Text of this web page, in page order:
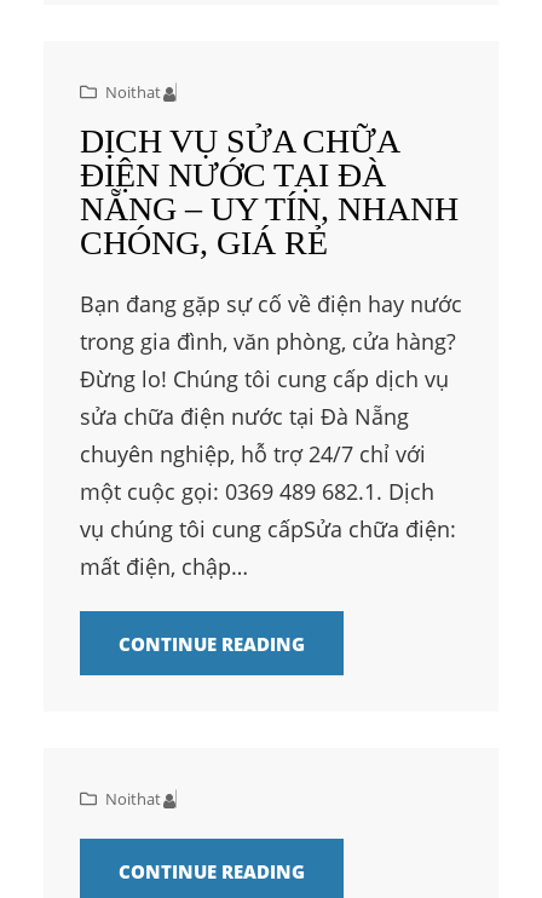
Noithat
DỊCH VỤ SỬA CHỮA
ĐIỆN NƯỚC TẠI ĐÀ
NẴNG – UY TÍN, NHANH
CHÓNG, GIÁ RẺ
Bạn đang gặp sự cố về điện hay nước
trong gia đình, văn phòng, cửa hàng?
Đừng lo! Chúng tôi cung cấp dịch vụ
sửa chữa điện nước tại Đà Nẵng
chuyên nghiệp, hỗ trợ 24/7 chỉ với
một cuộc gọi: 0369 489 682.1. Dịch
vụ chúng tôi cung cấpSửa chữa điện:
mất điện, chập…
CONTINUE READING
Noithat
CONTINUE READING